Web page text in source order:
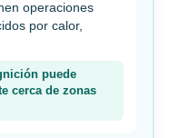
operaciones
por calor,
puede
cerca de zonas